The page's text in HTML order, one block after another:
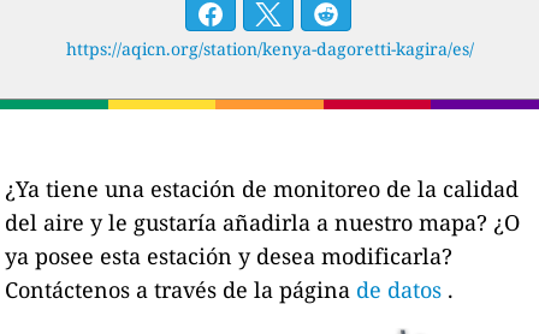
https://aqicn.org/station/kenya-dagoretti-kagira/es/
¿Ya tiene una estación de monitoreo de la calidad
del aire y le gustaría añadirla a nuestro mapa? ¿O
ya posee esta estación y desea modificarla?
Contáctenos a través de la página de datos .